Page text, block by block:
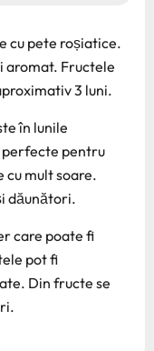
cu pete roșiatice.
aromat. Fructele
3 luni.
în lunile
pentru
cu mult soare.
dăunători.
care poate fi
pot fi
Din fructe se